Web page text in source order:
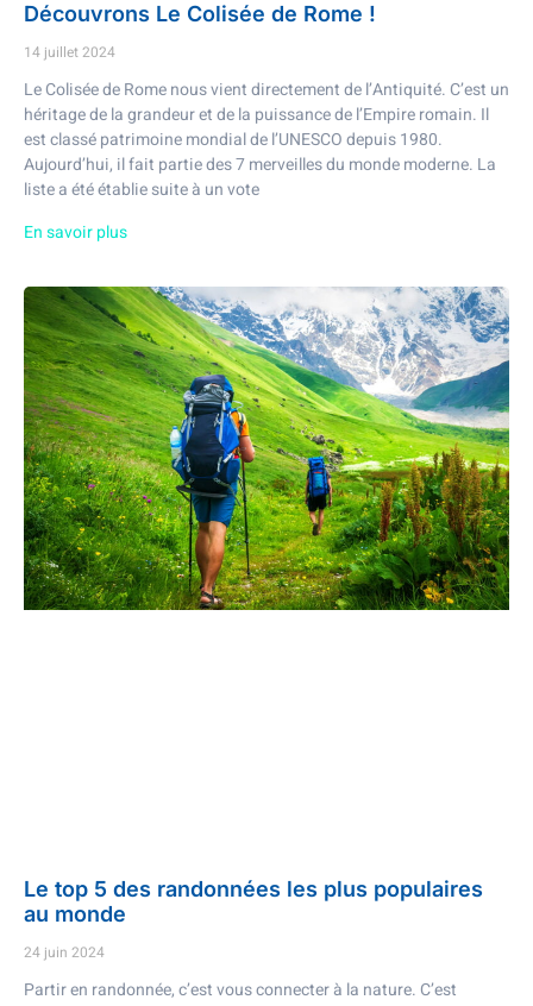
Découvrons Le Colisée de Rome !
14 juillet 2024
Le Colisée de Rome nous vient directement de l’Antiquité. C’est un
héritage de la grandeur et de la puissance de l’Empire romain. Il
est classé patrimoine mondial de l’UNESCO depuis 1980.
Aujourd’hui, il fait partie des 7 merveilles du monde moderne. La
liste a été établie suite à un vote
En savoir plus
Le top 5 des randonnées les plus populaires
au monde
24 juin 2024
Partir en randonnée, c’est vous connecter à la nature. C’est